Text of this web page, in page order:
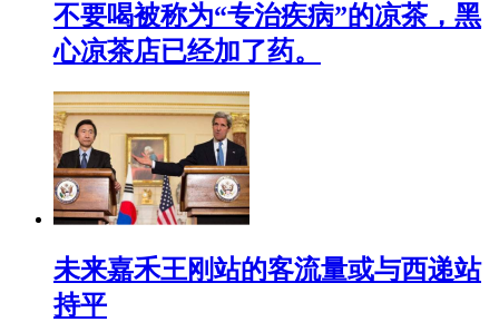
不要喝被称为“专治疾病”的凉茶，黑
心凉茶店已经加了药。
未来嘉禾王刚站的客流量或与西递站
持平